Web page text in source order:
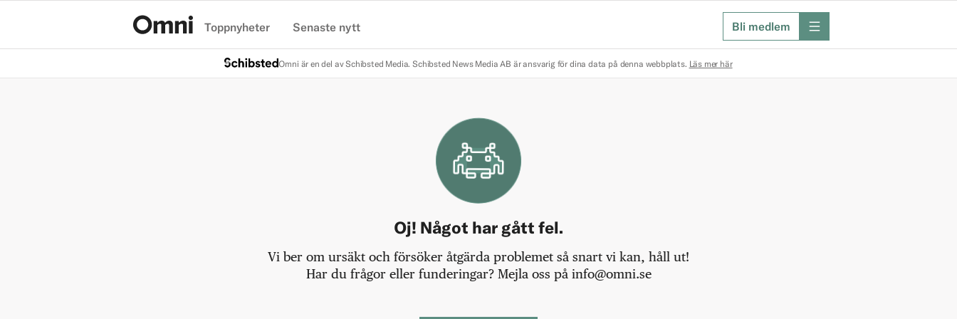
Toppnyheter Senaste nytt Bli medlem meny
Omni är en del av Schibsted Media. Schibsted News Media AB är ansvarig för dina data på denna webbplats. Läs mer här
Oj! Något har gått fel.
Vi ber om ursäkt och försöker åtgärda problemet så snart vi kan, håll ut!
Har du frågor eller funderingar? Mejla oss på info@omni.se